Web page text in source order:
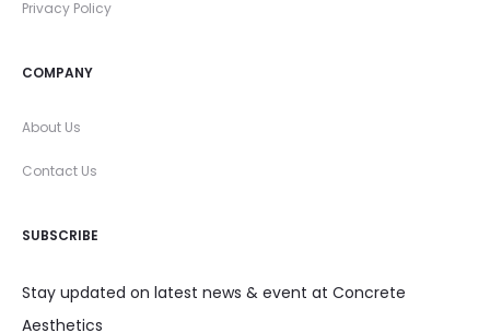
Privacy Policy
COMPANY
About Us
Contact Us
SUBSCRIBE
Stay updated on latest news & event at Concrete
Aesthetics